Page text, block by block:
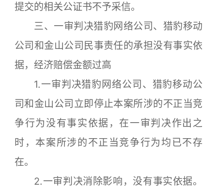
提交的相关公证书不予采信。
三、一审判决猎豹网络公司、猎豹移动
公司和金山公司民事责任的承担没有事实依
据，经济赔偿金额过高
1.一审判决猎豹网络公司、猎豹移动公
司和金山公司立即停止本案所涉的不正当竞
争行为没有事实依据，在一审判决作出之
时，本案所涉的不正当竞争行为均已不存
在。
2.一审判决消除影响，没有事实依据。